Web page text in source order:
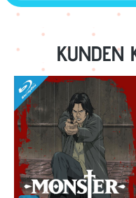
Zurück zur Vor-/
KUNDEN